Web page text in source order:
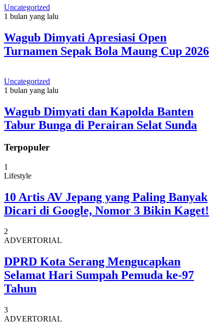
Uncategorized
1 bulan yang lalu
Wagub Dimyati Apresiasi Open
Turnamen Sepak Bola Maung Cup 2026
Uncategorized
1 bulan yang lalu
Wagub Dimyati dan Kapolda Banten
Tabur Bunga di Perairan Selat Sunda
Terpopuler
1
Lifestyle
10 Artis AV Jepang yang Paling Banyak
Dicari di Google, Nomor 3 Bikin Kaget!
2
ADVERTORIAL
DPRD Kota Serang Mengucapkan
Selamat Hari Sumpah Pemuda ke-97
Tahun
3
ADVERTORIAL